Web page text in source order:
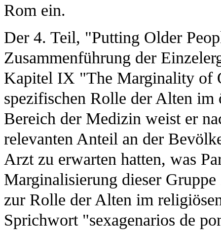
Rom ein.
Der 4. Teil, "Putting Older
Zusammenführung der
Kapitel IX "The Marginality of
spezifischen Rolle der Alten
Bereich der Medizin weist er
relevanten Anteil an der
Arzt zu erwarten hatten, was
Marginalisierung dieser
zur Rolle der Alten im
Sprichwort "sexagenarios de